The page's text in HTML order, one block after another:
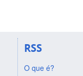
RSS
O que é?